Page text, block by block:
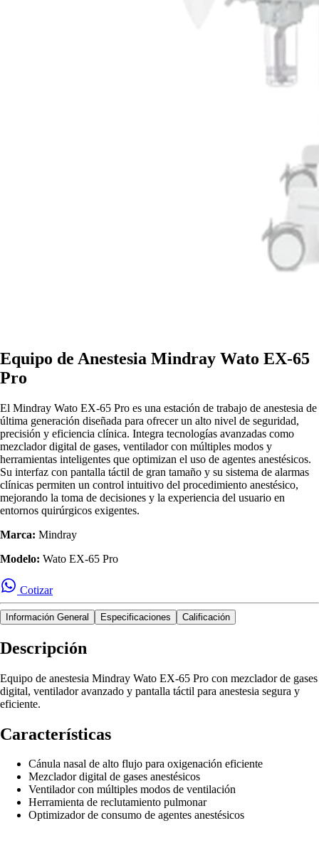
Equipo de Anestesia Mindray Wato EX-65
Pro
El Mindray Wato EX-65 Pro es una estación de trabajo de anestesia de
última generación diseñada para ofrecer un alto nivel de seguridad,
precisión y eficiencia clínica. Integra tecnologías avanzadas como
mezclador digital de gases, ventilador con múltiples modos y
herramientas inteligentes que optimizan el uso de agentes anestésicos.
Su interfaz con pantalla táctil de gran tamaño y su sistema de alarmas
clínicas permiten un control intuitivo del procedimiento anestésico,
mejorando la toma de decisiones y la experiencia del usuario en
entornos quirúrgicos exigentes.
Marca: Mindray
Modelo: Wato EX-65 Pro
Cotizar
Información General Especificaciones Calificación
Descripción
Equipo de anestesia Mindray Wato EX-65 Pro con mezclador de gases
digital, ventilador avanzado y pantalla táctil para anestesia segura y
eficiente.
Características
Cánula nasal de alto flujo para oxigenación eficiente
Mezclador digital de gases anestésicos
Ventilador con múltiples modos de ventilación
Herramienta de reclutamiento pulmonar
Optimizador de consumo de agentes anestésicos